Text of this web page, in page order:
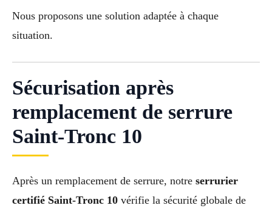
Nous proposons une solution adaptée à chaque
situation.
Sécurisation après
remplacement de serrure
Saint-Tronc 10
Après un remplacement de serrure, notre serrurier
certifié Saint-Tronc 10 vérifie la sécurité globale de